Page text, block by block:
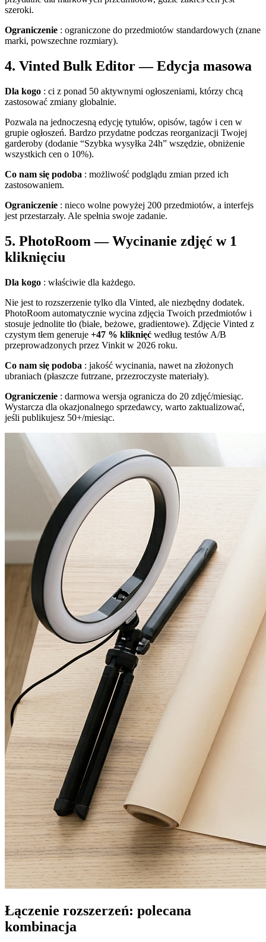
szeroki.
Ograniczenie : ograniczone do przedmiotów standardowych (znane
marki, powszechne rozmiary).
4. Vinted Bulk Editor — Edycja masowa
Dla kogo : ci z ponad 50 aktywnymi ogłoszeniami, którzy chcą
zastosować zmiany globalnie.
Pozwala na jednoczesną edycję tytułów, opisów, tagów i cen w
grupie ogłoszeń. Bardzo przydatne podczas reorganizacji Twojej
garderoby (dodanie “Szybka wysyłka 24h” wszędzie, obniżenie
wszystkich cen o 10%).
Co nam się podoba : możliwość podglądu zmian przed ich
zastosowaniem.
Ograniczenie : nieco wolne powyżej 200 przedmiotów, a interfejs
jest przestarzały. Ale spełnia swoje zadanie.
5. PhotoRoom — Wycinanie zdjęć w 1
kliknięciu
Dla kogo : właściwie dla każdego.
Nie jest to rozszerzenie tylko dla Vinted, ale niezbędny dodatek.
PhotoRoom automatycznie wycina zdjęcia Twoich przedmiotów i
stosuje jednolite tło (białe, beżowe, gradientowe). Zdjęcie Vinted z
czystym tłem generuje +47 % kliknięć według testów A/B
przeprowadzonych przez Vinkit w 2026 roku.
Co nam się podoba : jakość wycinania, nawet na złożonych
ubraniach (płaszcze futrzane, przezroczyste materiały).
Ograniczenie : darmowa wersja ogranicza do 20 zdjęć/miesiąc.
Wystarcza dla okazjonalnego sprzedawcy, warto zaktualizować,
jeśli publikujesz 50+/miesiąc.
Łączenie rozszerzeń: polecana
kombinacja